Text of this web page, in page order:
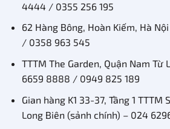
4444 / 0355 256 195
62 Hàng Bông, Hoàn Kiếm, Hà
/ 0358 963 545
TTTM The Garden, Quận Nam Từ
6659 8888 / 0949 825 189
Gian hàng K1 33-37, Tầng 1
Long Biên (sảnh chính) – 024